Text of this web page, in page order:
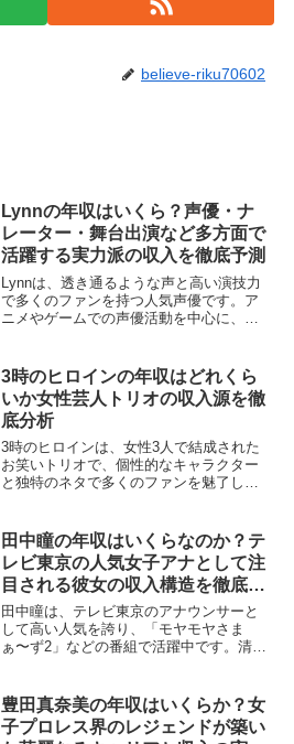
believe-riku70602
Lynnの年収はいくら？声優・ナ
レーター・舞台出演など多方面で
活躍する実力派の収入を徹底予測
Lynnは、透き通るような声と高い演技力
で多くのファンを持つ人気声優です。ア
ニメやゲームでの声優活動を中心に、ナ
推定年収について、各収入源ごとに詳し
く解説していきま...
3時のヒロインの年収はどれくら
いか女性芸人トリオの収入源を徹
底分析
3時のヒロインは、女性3人で結成された
お笑いトリオで、個性的なキャラクター
と独特のネタで多くのファンを魅了して
年収について気になる方も多いでしょ
う。本記事では、3時の...
田中瞳の年収はいくらなのか？テ
レビ東京の人気女子アナとして注
目される彼女の収入構造を徹底分
析
田中瞳は、テレビ東京のアナウンサーと
して高い人気を誇り、「モヤモヤさま
ぁ〜ず2」などの番組で活躍中です。清楚
な内訳になっているのでしょうか。この
記事では、田中瞳の収入源...
豊田真奈美の年収はいくらか？女
子プロレス界のレジェンドが築い